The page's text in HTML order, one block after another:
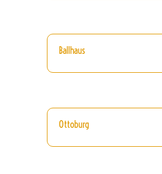
Ballhaus
Ottoburg